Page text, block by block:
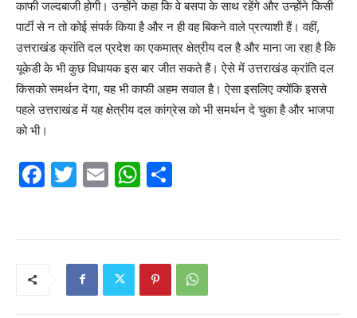
काफी जल्दबाजी होगी। उन्होंने कहा कि वे बसपा के साथ रहेंगे और उन्होंने किसी
पार्टी से न तो कोई संपर्क किया है और न ही वह बिकने वाले प्रत्याशी हैं। वहीं,
उत्तराखंड क्रांति दल प्रदेश का एकमात्र क्षेत्रीय दल है और माना जा रहा है कि
यूकेडी के भी कुछ विधायक इस बार जीत सकते हैं। ऐसे में उत्तराखंड क्रांति दल
किसको समर्थन देगा, यह भी काफी अहम सवाल है। ऐसा इसलिए क्योंकि इससे
पहले उत्तराखंड में यह क्षेत्रीय दल कांग्रेस को भी समर्थन दे चुका है और भाजपा
को भी।
F
T
E
W
A
p